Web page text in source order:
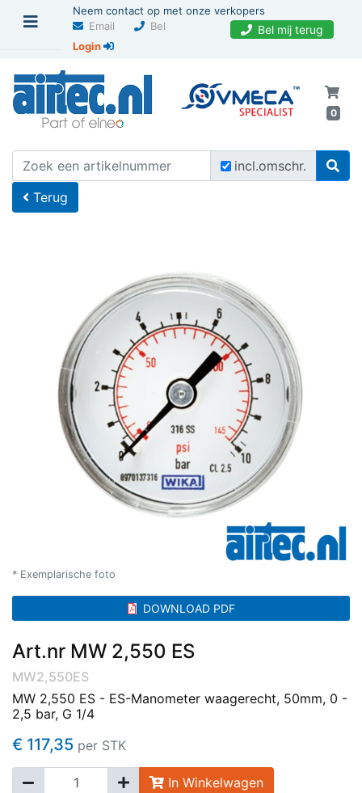
Neem contact op met onze verkopers
Email
Bel Bel mij terug
Login
0
incl.omschr.
U bevindt zich hier Home
Terug
* Exemplarische foto
DOWNLOAD PDF
Art.nr MW 2,550 ES
MW2,550ES
MW 2,550 ES - ES-Manometer waagerecht, 50mm, 0 -
2,5 bar, G 1/4
€ 117,35 per STK
In Winkelwagen